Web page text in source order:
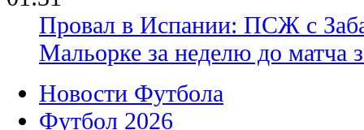
Провал в Испании: ПСЖ с
Мальорке за неделю до матча
Новости Футбола
Футбол 2026